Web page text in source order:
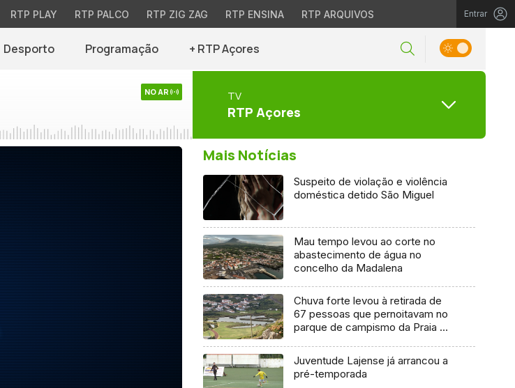
RTP PLAY RTP PALCO RTP ZIG ZAG RTP ENSINA RTP ARQUIVOS Entrar
Desporto Programação + RTP Açores
NO AR TV
RTP Açores
Mais Notícias
Suspeito de violação e violência
doméstica detido São Miguel
Mau tempo levou ao corte no
abastecimento de água no
concelho da Madalena
Chuva forte levou à retirada de
67 pessoas que pernoitavam no
parque de campismo da Praia da
Juventude Lajense já arrancou a
pré-temporada